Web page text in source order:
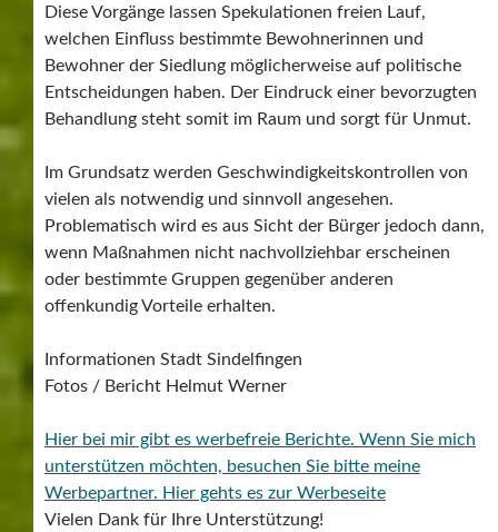
Diese Vorgänge lassen Spekulationen freien Lauf,
welchen Einfluss bestimmte Bewohnerinnen und
Bewohner der Siedlung möglicherweise auf politische
Entscheidungen haben. Der Eindruck einer bevorzugten
Behandlung steht somit im Raum und sorgt für Unmut.
Im Grundsatz werden Geschwindigkeitskontrollen von
vielen als notwendig und sinnvoll angesehen.
Problematisch wird es aus Sicht der Bürger jedoch dann,
wenn Maßnahmen nicht nachvollziehbar erscheinen
oder bestimmte Gruppen gegenüber anderen
offenkundig Vorteile erhalten.
Informationen Stadt Sindelfingen
Fotos / Bericht Helmut Werner
Hier bei mir gibt es werbefreie Berichte. Wenn Sie mich
unterstützen möchten, besuchen Sie bitte meine
Werbepartner. Hier gehts es zur Werbeseite
Vielen Dank für Ihre Unterstützung!